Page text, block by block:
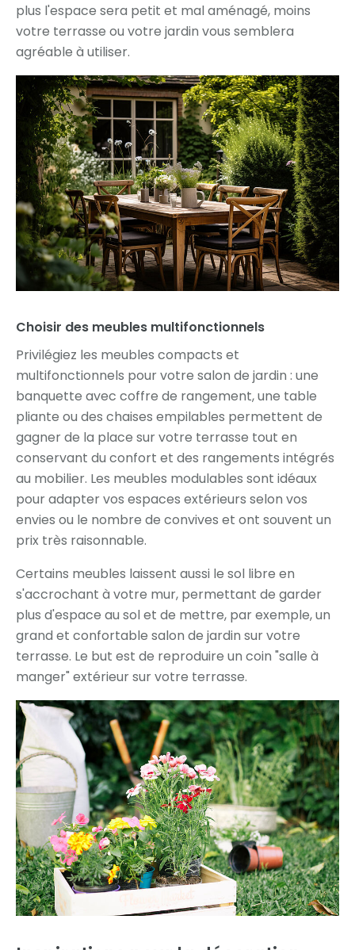
plus l'espace sera petit et mal aménagé, moins
votre terrasse ou votre jardin vous semblera
agréable à utiliser.
Choisir des meubles multifonctionnels
Privilégiez les meubles compacts et
multifonctionnels pour votre salon de jardin : une
banquette avec coffre de rangement, une table
pliante ou des chaises empilables permettent de
gagner de la place sur votre terrasse tout en
conservant du confort et des rangements intégrés
au mobilier. Les meubles modulables sont idéaux
pour adapter vos espaces extérieurs selon vos
envies ou le nombre de convives et ont souvent un
prix très raisonnable.
Certains meubles laissent aussi le sol libre en
s'accrochant à votre mur, permettant de garder
plus d'espace au sol et de mettre, par exemple, un
grand et confortable salon de jardin sur votre
terrasse. Le but est de reproduire un coin "salle à
manger" extérieur sur votre terrasse.